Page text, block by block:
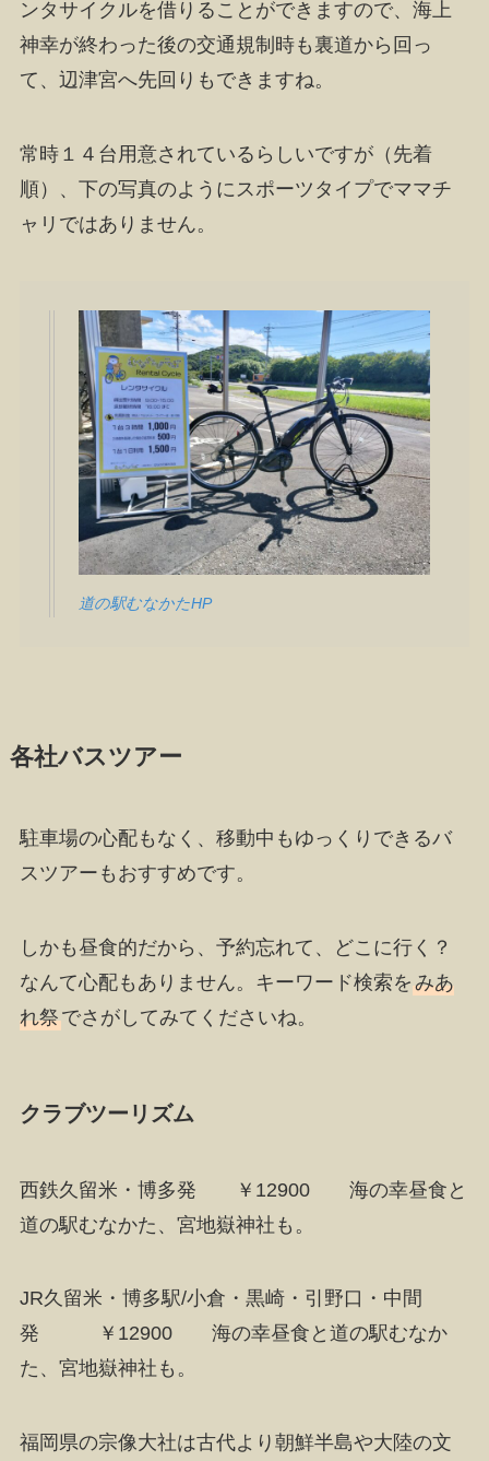
ンタサイクルを借りることができますので、海上
神幸が終わった後の交通規制時も裏道から回っ
て、辺津宮へ先回りもできますね。
常時１４台用意されているらしいですが（先着
順）、下の写真のようにスポーツタイプでママチ
ャリではありません。
道の駅むなかたHP
各社バスツアー
駐車場の心配もなく、移動中もゆっくりできるバ
スツアーもおすすめです。
しかも昼食的だから、予約忘れて、どこに行く？
なんて心配もありません。キーワード検索をみあ
れ祭でさがしてみてくださいね。
クラブツーリズム
西鉄久留米・博多発 ￥12900 海の幸昼食と
道の駅むなかた、宮地嶽神社も。
JR久留米・博多駅/小倉・黒崎・引野口・中間
発 ￥12900 海の幸昼食と道の駅むなか
た、宮地嶽神社も。
福岡県の宗像大社は古代より朝鮮半島や大陸の文